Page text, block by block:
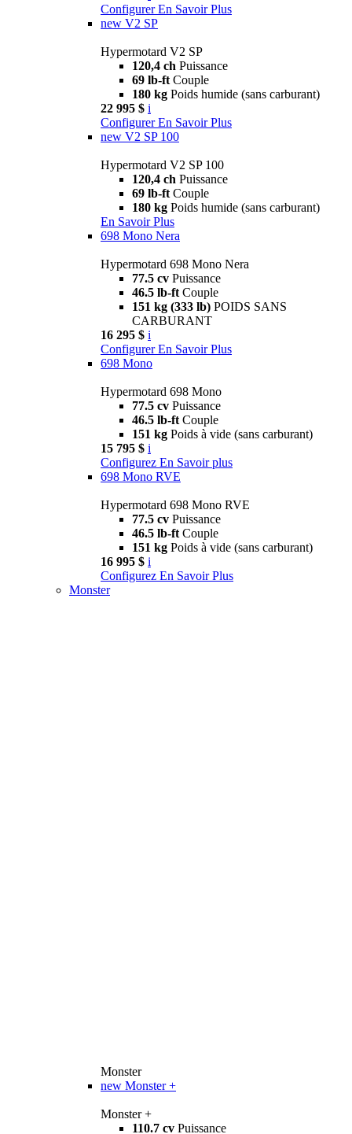
Configurer En Savoir Plus
new V2 SP
Hypermotard V2 SP
120,4 ch Puissance
69 lb-ft Couple
180 kg Poids humide (sans carburant)
22 995 $ i
Configurer En Savoir Plus
new V2 SP 100
Hypermotard V2 SP 100
120,4 ch Puissance
69 lb-ft Couple
180 kg Poids humide (sans carburant)
En Savoir Plus
698 Mono Nera
Hypermotard 698 Mono Nera
77.5 cv Puissance
46.5 lb-ft Couple
151 kg (333 lb) POIDS SANS
CARBURANT
16 295 $ i
Configurer En Savoir Plus
698 Mono
Hypermotard 698 Mono
77.5 cv Puissance
46.5 lb-ft Couple
151 kg Poids à vide (sans carburant)
15 795 $ i
Configurez En Savoir plus
698 Mono RVE
Hypermotard 698 Mono RVE
77.5 cv Puissance
46.5 lb-ft Couple
151 kg Poids à vide (sans carburant)
16 995 $ i
Configurez En Savoir Plus
Monster
Monster
new Monster +
Monster +
110.7 cv Puissance